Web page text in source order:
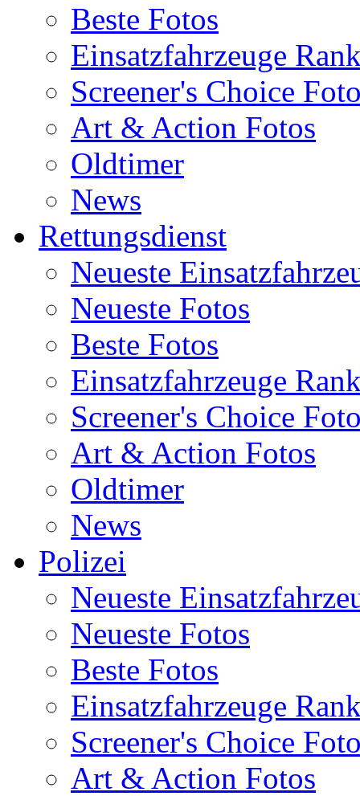
Beste Fotos
Einsatzfahrzeuge
Screener's Choice
Art & Action Fotos
Oldtimer
News
Rettungsdienst
Neueste
Neueste Fotos
Beste Fotos
Einsatzfahrzeuge
Screener's Choice
Art & Action Fotos
Oldtimer
News
Polizei
Neueste
Neueste Fotos
Beste Fotos
Einsatzfahrzeuge
Screener's Choice
Art & Action Fotos